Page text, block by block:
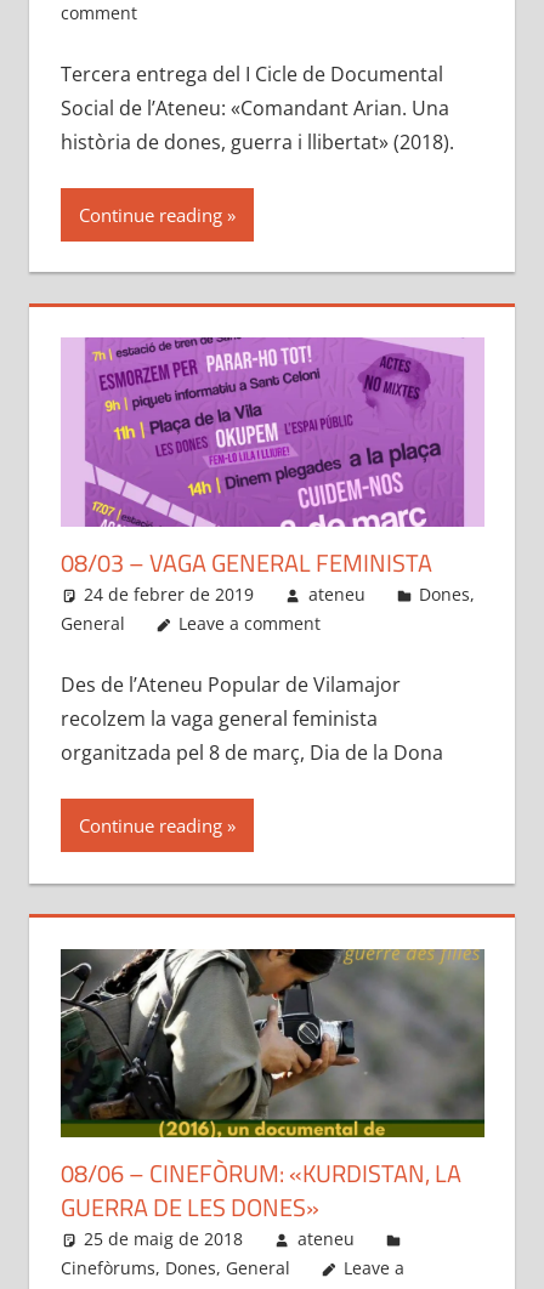
comment
Tercera entrega del I Cicle de Documental
Social de l’Ateneu: «Comandant Arian. Una
història de dones, guerra i llibertat» (2018).
Continue reading
08/03 – VAGA GENERAL FEMINISTA
24 de febrer de 2019 ateneu Dones,
General
Leave a comment
Des de l’Ateneu Popular de Vilamajor
recolzem la vaga general feminista
organitzada pel 8 de març, Dia de la Dona
Continue reading
08/06 – CINEFÒRUM: «KURDISTAN, LA
GUERRA DE LES DONES»
25 de maig de 2018
ateneu
Cinefòrums, Dones, General
Leave a